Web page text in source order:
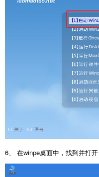
6、 在winpe桌面中，找到并打